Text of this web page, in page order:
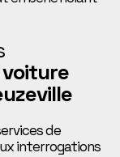
de
interrogations